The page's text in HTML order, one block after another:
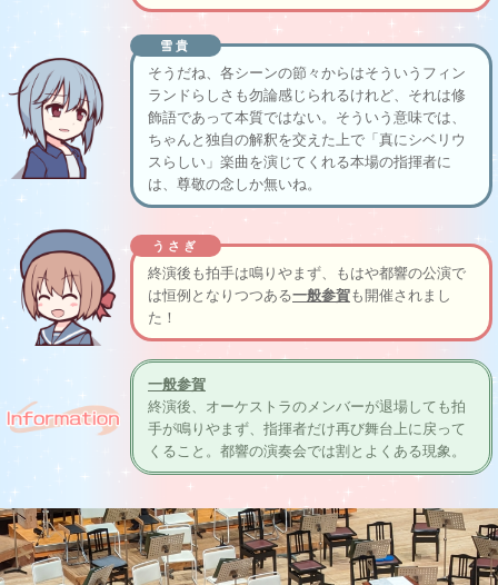
雪貴
そうだね、各シーンの節々からはそういうフィン
ランドらしさも勿論感じられるけれど、それは修
飾語であって本質ではない。そういう意味では、
ちゃんと独自の解釈を交えた上で「真にシベリウ
スらしい」楽曲を演じてくれる本場の指揮者に
は、尊敬の念しか無いね。
うさぎ
終演後も拍手は鳴りやまず、もはや都響の公演で
は恒例となりつつある一般参賀も開催されまし
た！
一般参賀
終演後、オーケストラのメンバーが退場しても拍
手が鳴りやまず、指揮者だけ再び舞台上に戻って
くること。都響の演奏会では割とよくある現象。